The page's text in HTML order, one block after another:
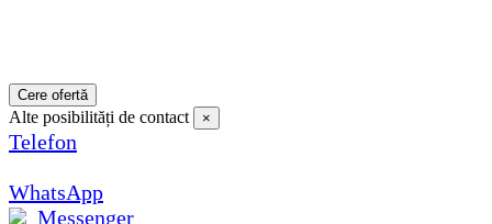
Cere ofertă
Alte posibilități de contact ×
Telefon
WhatsApp
Messenger